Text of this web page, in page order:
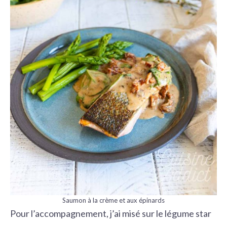
Saumon à la crème et aux épinards
Pour l’accompagnement, j’ai misé sur le légume star